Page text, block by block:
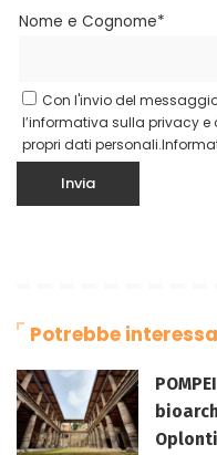
Nome e Cognome*
Con l'invio del
l’informativa sulla privacy
propri dati personali.
Potrebbe